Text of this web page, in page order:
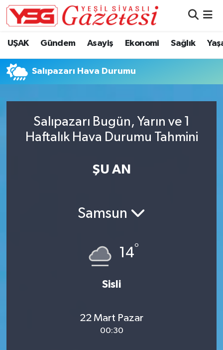
UŞAK Gündem Asayiş Ekonomi Sağlık
Salıpazarı Hava Durumu
Salıpazarı Bugün, Yarın ve 1
Haftalık Hava Durumu Tahmini
ŞU AN
Samsun
14°
Sisli
22 Mart Pazar
00:30
Süper Lig Puan Durumu ve Fikstür